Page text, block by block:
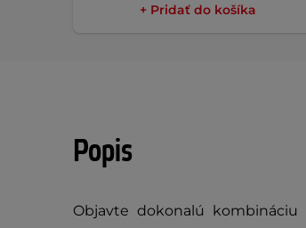
+ Pridať do košíka
Popis
Objavte dokonalú